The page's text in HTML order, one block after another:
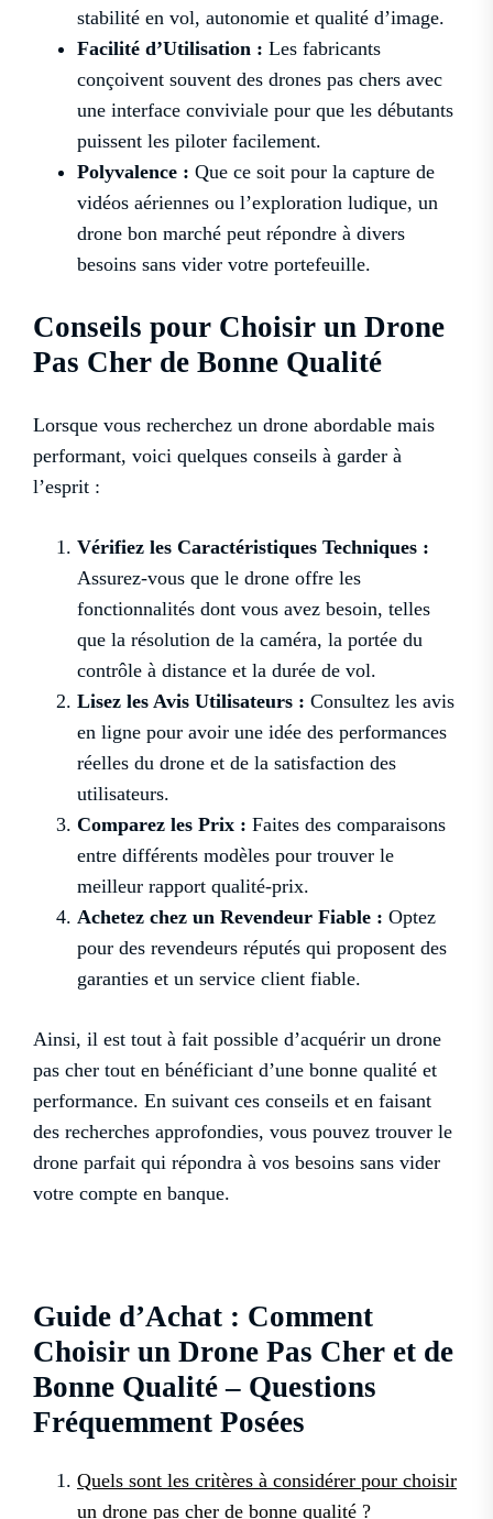
stabilité en vol, autonomie et qualité d’image.
Facilité d’Utilisation : Les fabricants
conçoivent souvent des drones pas chers avec
une interface conviviale pour que les débutants
puissent les piloter facilement.
Polyvalence : Que ce soit pour la capture de
vidéos aériennes ou l’exploration ludique, un
drone bon marché peut répondre à divers
besoins sans vider votre portefeuille.
Conseils pour Choisir un Drone
Pas Cher de Bonne Qualité
Lorsque vous recherchez un drone abordable mais
performant, voici quelques conseils à garder à
l’esprit :
Vérifiez les Caractéristiques Techniques :
Assurez-vous que le drone offre les
fonctionnalités dont vous avez besoin, telles
que la résolution de la caméra, la portée du
contrôle à distance et la durée de vol.
Lisez les Avis Utilisateurs : Consultez les avis
en ligne pour avoir une idée des performances
réelles du drone et de la satisfaction des
utilisateurs.
Comparez les Prix : Faites des comparaisons
entre différents modèles pour trouver le
meilleur rapport qualité-prix.
Achetez chez un Revendeur Fiable : Optez
pour des revendeurs réputés qui proposent des
garanties et un service client fiable.
Ainsi, il est tout à fait possible d’acquérir un drone
pas cher tout en bénéficiant d’une bonne qualité et
performance. En suivant ces conseils et en faisant
des recherches approfondies, vous pouvez trouver le
drone parfait qui répondra à vos besoins sans vider
votre compte en banque.
Guide d’Achat : Comment
Choisir un Drone Pas Cher et de
Bonne Qualité – Questions
Fréquemment Posées
Quels sont les critères à considérer pour choisir
un drone pas cher de bonne qualité ?